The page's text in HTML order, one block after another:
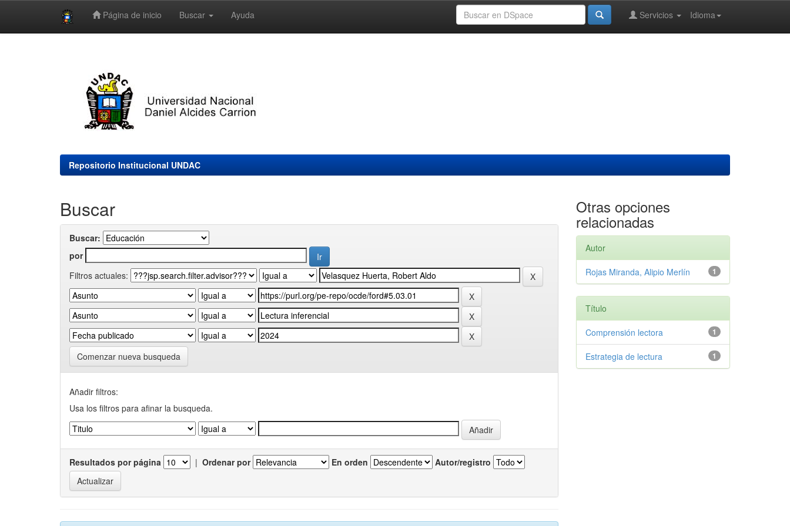
Página de inicio Buscar Ayuda Idioma
Servicios
Repositorio Institucional UNDAC
Buscar
Buscar:
por
Filtros actuales:
Comenzar nueva busqueda
Añadir filtros:
Usa los filtros para afinar la busqueda.
Resultados por página | Ordenar por En orden Autor/registro
Otras opciones
relacionadas
Autor
1
Rojas Miranda, Alipio Merlín
Título
1
Comprensión lectora
1
Estrategia de lectura